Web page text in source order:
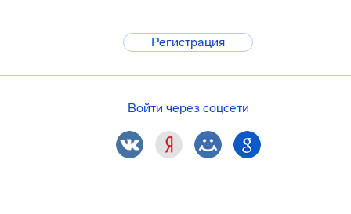
Регистрация
Войти через соцсети